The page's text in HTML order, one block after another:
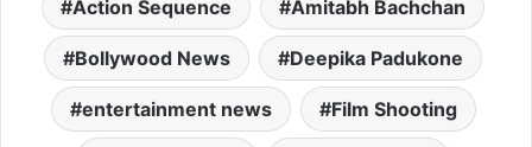
Action Sequence Amitabh Bachchan
Bollywood News Deepika Padukone
entertainment news Film Shooting